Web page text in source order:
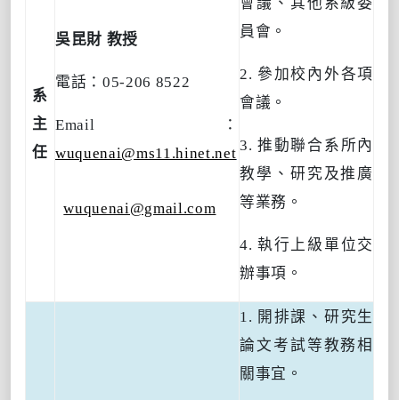
系
主
任
吳昆財 教授
電話：05-206 8522
Email
：
wuquenai@ms11.hinet.net
wuquenai@gmail.com
員會。
2.參加校內外各項
會議。
3.推動聯合系所內
教學、研究及推廣
等業務。
4.執行上級單位交
辦事項。
1. 開排課、研究生
論文考試等教務相
關事宜。